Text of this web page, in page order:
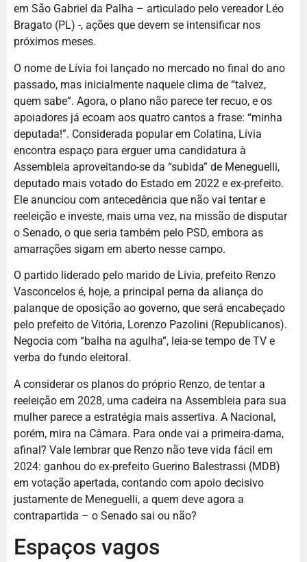
em São Gabriel da Palha – articulado pelo vereador Léo
Bragato (PL) -, ações que devem se intensificar nos
próximos meses.
O nome de Lívia foi lançado no mercado no final do ano
passado, mas inicialmente naquele clima de “talvez,
quem sabe”. Agora, o plano não parece ter recuo, e os
apoiadores já ecoam aos quatro cantos a frase: “minha
deputada!”. Considerada popular em Colatina, Lívia
encontra espaço para erguer uma candidatura à
Assembleia aproveitando-se da “subida” de Meneguelli,
deputado mais votado do Estado em 2022 e ex-prefeito.
Ele anunciou com antecedência que não vai tentar e
reeleição e investe, mais uma vez, na missão de disputar
o Senado, o que seria também pelo PSD, embora as
amarrações sigam em aberto nesse campo.
O partido liderado pelo marido de Lívia, prefeito Renzo
Vasconcelos é, hoje, a principal perna da aliança do
palanque de oposição ao governo, que será encabeçado
pelo prefeito de Vitória, Lorenzo Pazolini (Republicanos).
Negocia com “balha na agulha”, leia-se tempo de TV e
verba do fundo eleitoral.
A considerar os planos do próprio Renzo, de tentar a
reeleição em 2028, uma cadeira na Assembleia para sua
mulher parece a estratégia mais assertiva. A Nacional,
porém, mira na Câmara. Para onde vai a primeira-dama,
afinal? Vale lembrar que Renzo não teve vida fácil em
2024: ganhou do ex-prefeito Guerino Balestrassi (MDB)
em votação apertada, contando com apoio decisivo
justamente de Meneguelli, a quem deve agora a
contrapartida – o Senado sai ou não?
Espaços vagos